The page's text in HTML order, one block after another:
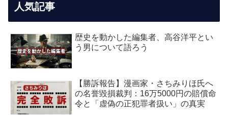
人気記事
歴史を動かした編集者、高谷洋平とい
う男について語ろう
【勝訴報告】漫画家・さちみりほ氏へ
の名誉毀損裁判：16万5000円の賠償命
令と「虚偽の正犯罪者扱い」の真実